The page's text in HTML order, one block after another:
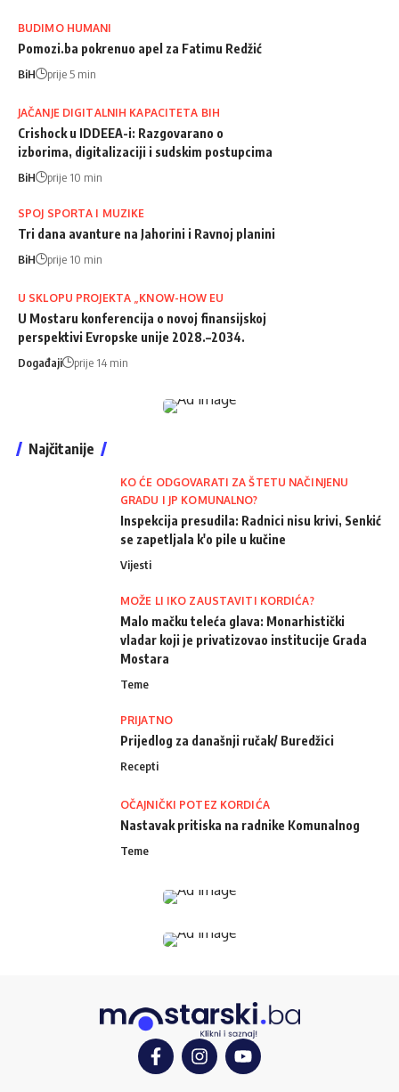
BUDIMO HUMANI
Pomozi.ba pokrenuo apel za Fatimu Redžić
BiH prije 5 min
JAČANJE DIGITALNIH KAPACITETA BIH
Crishock u IDDEEA-i: Razgovarano o
izborima, digitalizaciji i sudskim postupcima
BiH prije 10 min
SPOJ SPORTA I MUZIKE
Tri dana avanture na Jahorini i Ravnoj planini
BiH prije 10 min
U SKLOPU PROJEKTA „KNOW-HOW EU
U Mostaru konferencija o novoj finansijskoj
perspektivi Evropske unije 2028.–2034.
Događaji prije 14 min
Najčitanije
KO ĆE ODGOVARATI ZA ŠTETU NAČINJENU
GRADU I JP KOMUNALNO?
Inspekcija presudila: Radnici nisu krivi, Senkić
se zapetljala k'o pile u kučine
Vijesti
MOŽE LI IKO ZAUSTAVITI KORDIĆA?
Malo mačku teleća glava: Monarhistički
vladar koji je privatizovao institucije Grada
Mostara
Teme
PRIJATNO
Prijedlog za današnji ručak/ Buredžici
Recepti
OČAJNIČKI POTEZ KORDIĆA
Nastavak pritiska na radnike Komunalnog
Teme